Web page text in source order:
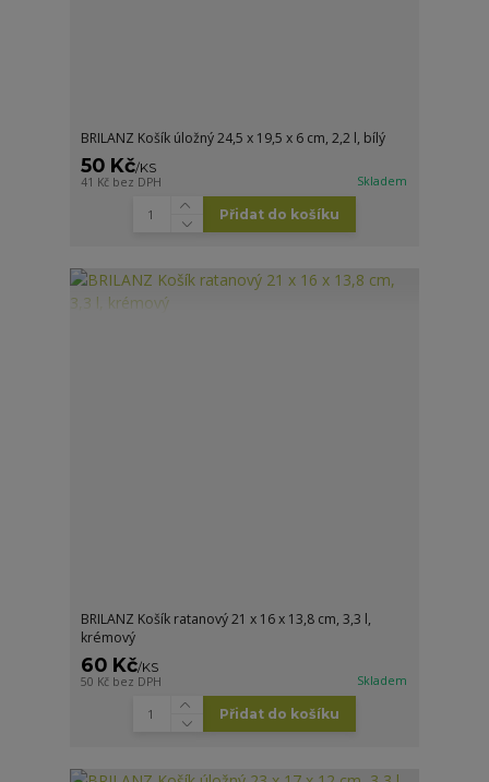
BRILANZ Košík úložný 24,5 x 19,5 x 6 cm, 2,2 l, bílý
50 Kč/KS
41 Kč bez DPH Skladem
Přidat do košíku
BRILANZ Košík ratanový 21 x 16 x 13,8 cm, 3,3 l,
krémový
60 Kč/KS
50 Kč bez DPH Skladem
Přidat do košíku